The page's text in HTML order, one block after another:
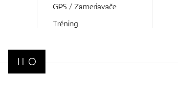
GPS / Zameriavače
Tréning